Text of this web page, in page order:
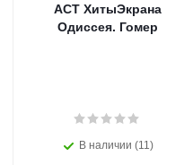
АСТ ХитыЭкрана
Одиссея. Гомер
В наличии (11)